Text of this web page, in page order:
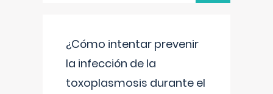
¿Cómo intentar prevenir
la infección de la
toxoplasmosis durante el